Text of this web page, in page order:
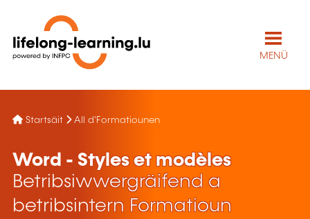
MENÜ
Startsäit All d'Formatiounen
Word - Styles et modèles
Betribsiwwergräifend a
betribsintern Formatioun